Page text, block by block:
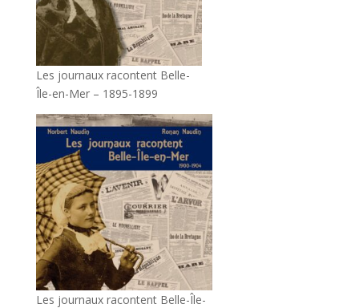
Les journaux racontent Belle-
Île-en-Mer – 1895-1899
Les journaux racontent Belle-Île-